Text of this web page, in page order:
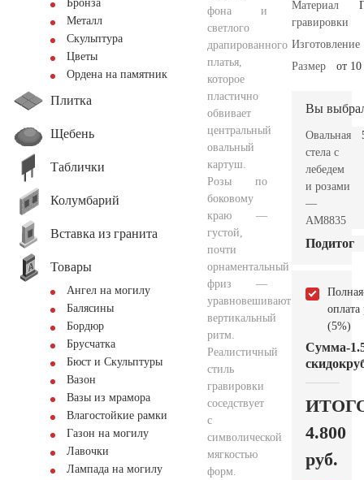
Бронза
Металл
Скульптура
Цветы
Ордена на памятник
Плитка
Щебень
Таблички
Колумбарий
Вставка из гранита
Товары
Ангел на могилу
Балясины
Бордюр
Брусчатка
Бюст и Скульптуры
Вазон
Вазы из мрамора
Влагостойкие рамки
Газон на могилу
Лавочки
Лампада на могилу
фона и
светлого
драпированного
платья,
которое
пластично
обвивает
центральный
овальный
картуш.
Розы по
боковому
краю —
густой,
почти
орнаментальный
фриз —
уравновешивают
вертикальный
ритм.
Реалистичный
стиль
гравировки
соседствует
с
символической
мягкостью
форм.
Материал
гравировки
Изготовление
Размер
от
Вы
Овальная
стела с
лебедем
и розами
—
AM8835
Подитог
Полная
оплата
(5%)
Сумма
скидок
-
4.800
руб.